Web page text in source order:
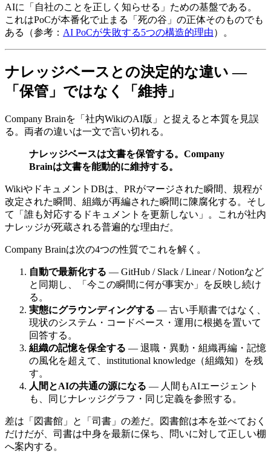
AIに​「自社の​ことを​正しく​知らせる」​ための​基盤である。​
これは​PoCが​本番化で​止まる​「死の​谷」の​正体​その​ものでも
ある​（参考： AI PoCが​失敗する​5つの​構造的理由）。
ナレッジベースとの​​決定的な​​違い​​ — ​
「保管」ではなく​​「維持」
Company Brainを​「社内Wikiの​AI版」と​捉えると​本質を​見誤
る。​両者の​違いは​一文で​言い​切れる。
ナレッジベースは文書を保管する。Company
Brainは文書を能動的に維持する。
Wikiや​ドキュメントDBは、​PRが​マージされた​瞬間、​規程が​
改定された​瞬間、​組織が​再編された​瞬間に​陳腐化する。​そし
て​「誰も​対応する​ドキュメントを​更新しない」。​これが​社内
ナレッジが​死蔵される​普遍的な​理由だ。
Company Brainは​次の​4つの​性質で​これを​解く。
自動で最新化する — GitHub / Slack / Linear / Notionなど
と​同期し、​「今この​瞬間に​何が​事実か」を​反映し続け
る。
実態にグラウンディングする — 古い​手順書ではなく、​
現状の​システム・コードベース・​運用に​根拠を​置いて​
回答する。
組織の記憶を保全する — 退職・異動・組織再編・記憶
の​風化を​超えて、​institutional knowledge​（組織知）を​残
す。
人間とAIの共通の源になる — 人間も​AIエージェント
も、​同じ​ナレッジグラフ・​同じ​定義を​参照する。
差は​「図書館」と​「司書」の​差だ。​図書館は​本を​並べておく
だけだが、​司書は​中身を​最新に​保ち、​問いに​対して​正しい​棚
へ​案内する。